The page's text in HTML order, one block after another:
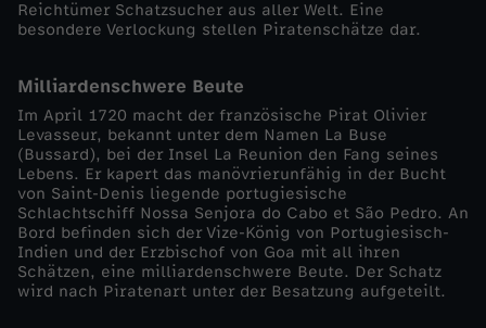
l
d
o
k
u
s
Reichtümer Schatzsucher aus aller Welt. Eine
besondere Verlockung stellen Piratenschätze dar.
Milliardenschwere Beute
Im April 1720 macht der französische Pirat Olivier
Levasseur, bekannt unter dem Namen La Buse
(Bussard), bei der Insel La Reunion den Fang seines
Lebens. Er kapert das manövrierunfähig in der Bucht
von Saint-Denis liegende portugiesische
Schlachtschiff Nossa Senjora do Cabo et São Pedro. An
Bord befinden sich der Vize-König von Portugiesisch-
Indien und der Erzbischof von Goa mit all ihren
Schätzen, eine milliardenschwere Beute. Der Schatz
wird nach Piratenart unter der Besatzung aufgeteilt.